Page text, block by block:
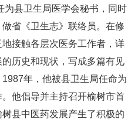
为县卫生局医学会秘书，同时
省《卫生志》联络员。在修
接触各层次医务工作者，详
历史和现状，写成多篇有见
年，他被县卫生局任命为
他倡导并主持召开榆树市首
县中医药发展产生了积极的